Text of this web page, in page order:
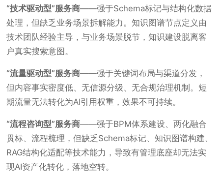
“技术驱动型”服务商——强于Schema标记与结构化数据
处理，但缺乏业务场景拆解能力。知识图谱节点定义由
技术团队经验主导，与业务场景脱节，知识建设脱离客
户真实搜索意图。
“流量驱动型”服务商——强于关键词布局与渠道分发，
但内容事实密度低、无信源分级、无合规治理机制。短
期流量无法转化为AI引用权重，效果不可持续。
“流程咨询型”服务商——强于BPM体系建设、两化融合
贯标、流程梳理，但缺乏Schema标记、知识图谱构建、
RAG结构化适配等技术能力，导致有管理底座却无法实
现AI资产化转化，落地空转。